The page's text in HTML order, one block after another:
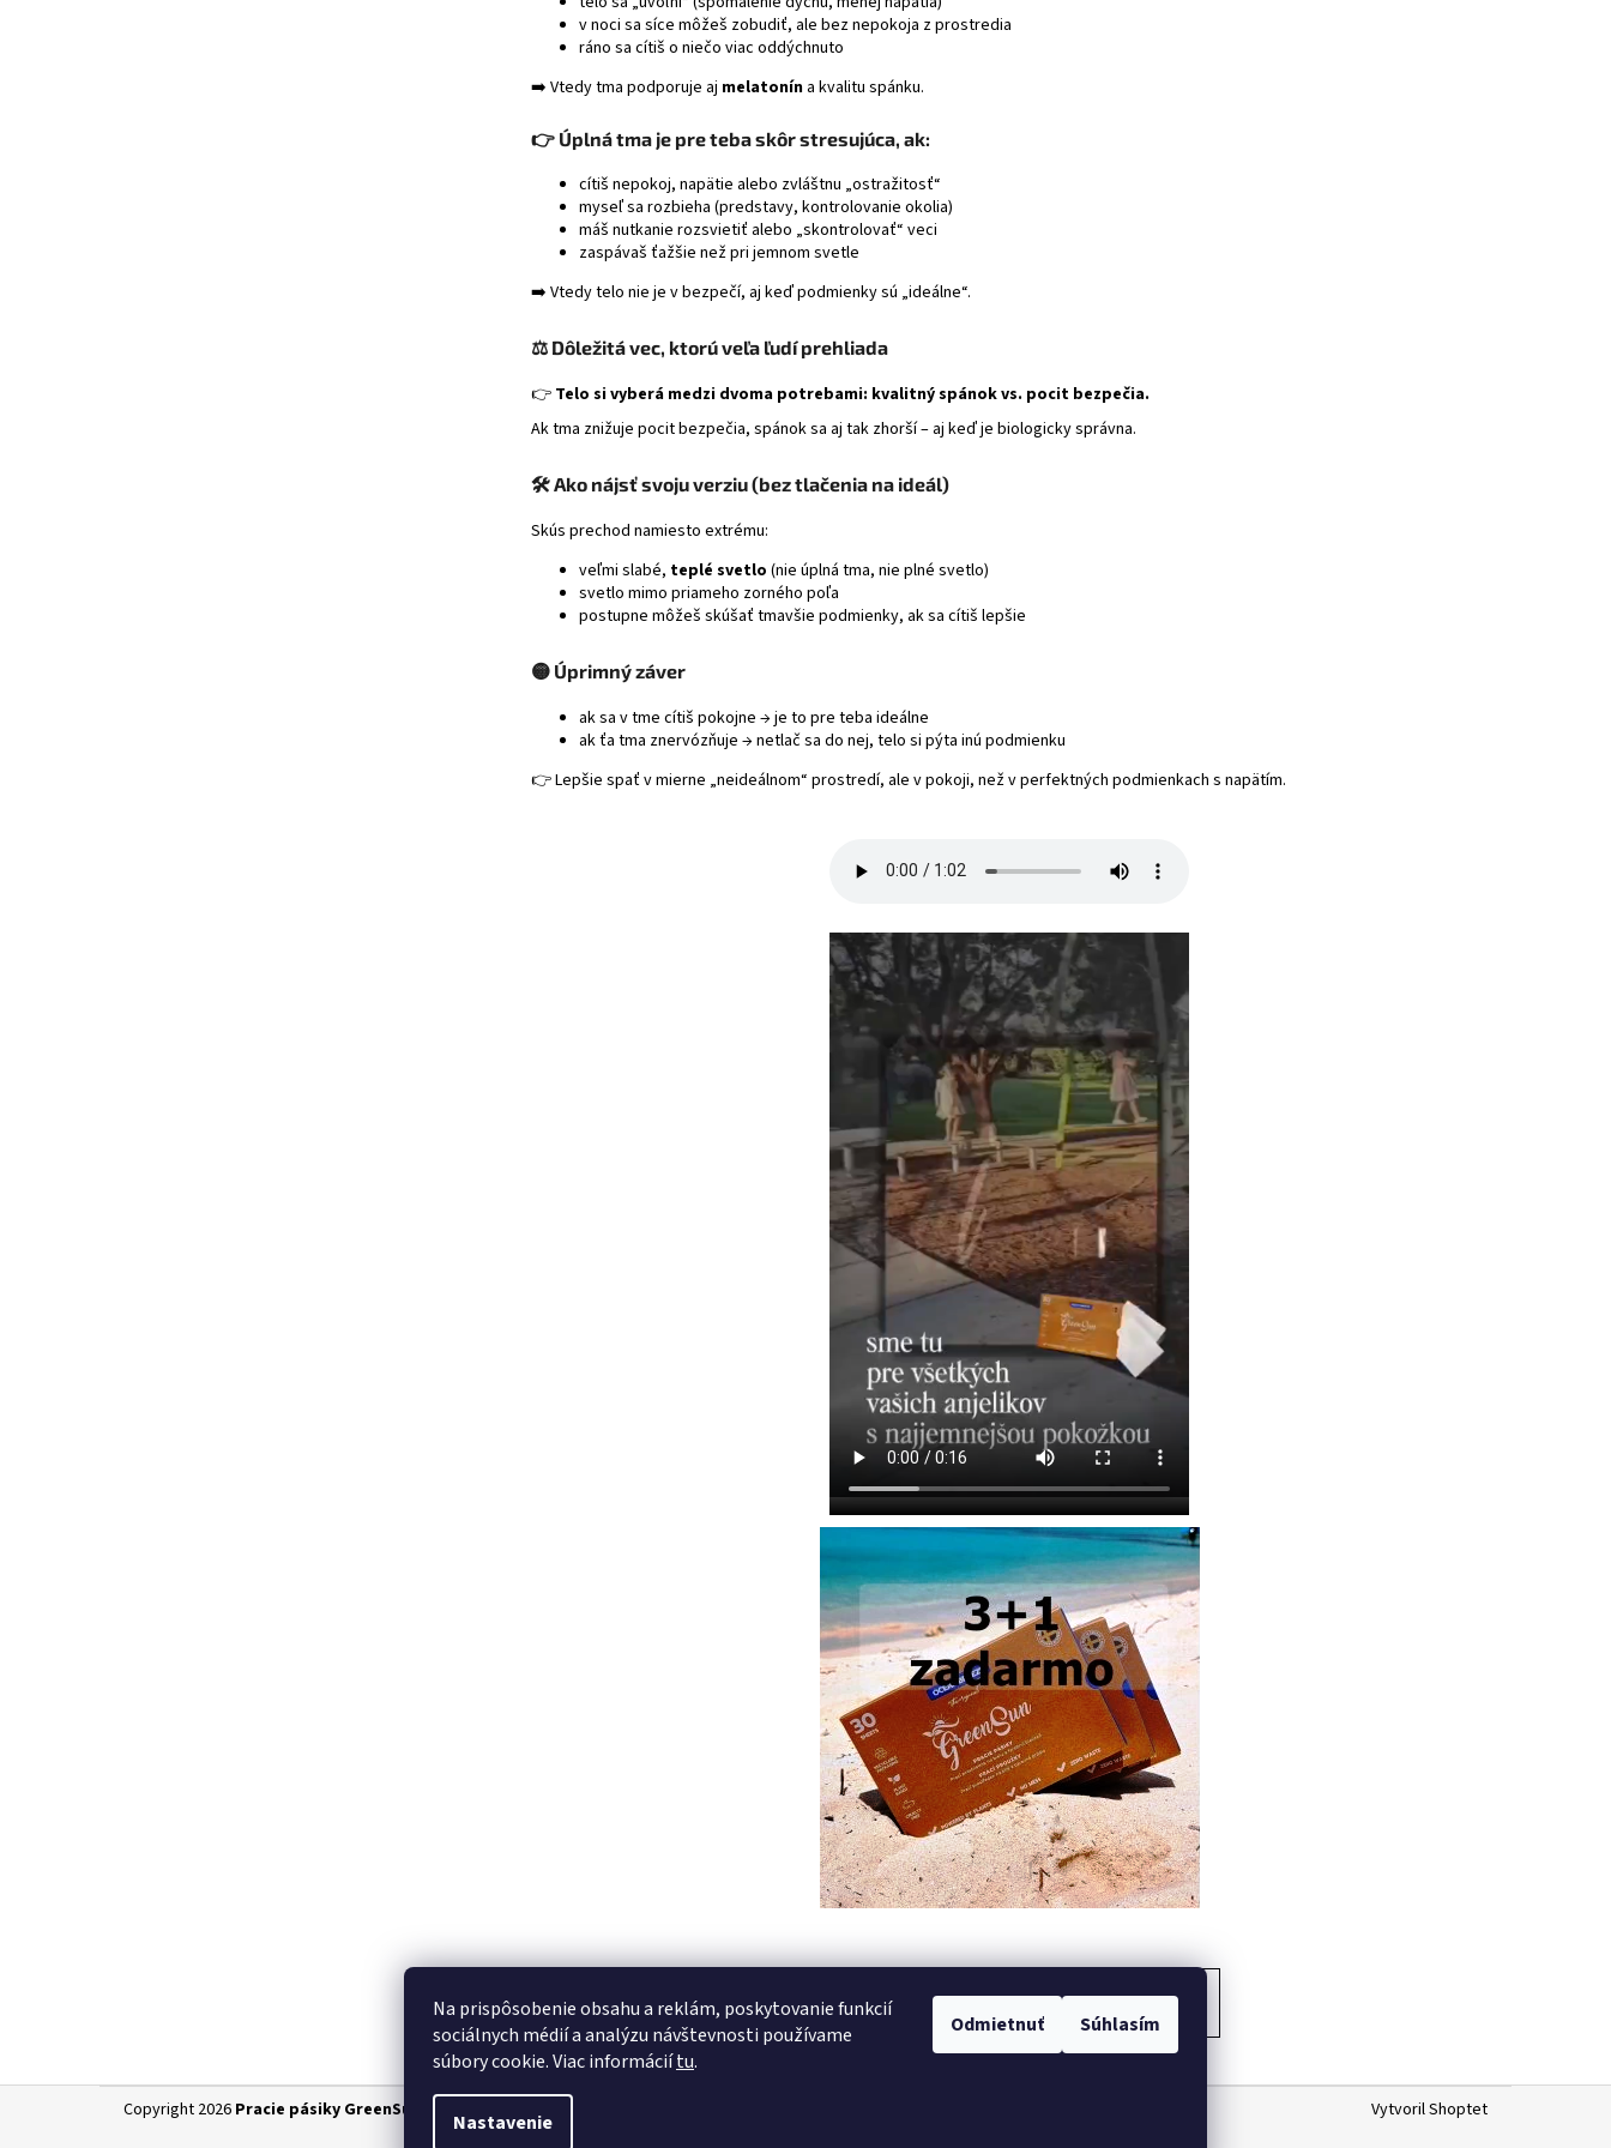
Na prispôsobenie obsahu a reklám, poskytovanie funkcií
sociálnych médií a analýzu návštevnosti používame
súbory cookie. Viac informáciítu.
Nastavenie
Odmietnuť Súhlasím
v noci sa síce môžeš zobudiť, ale bez nepokoja z prostredia
ráno sa cítiš o niečo viac oddýchnuto
➡️ Vtedy tma podporuje aj melatonín a kvalitu spánku.
👉 Úplná tma je pre teba skôr stresujúca, ak:
cítiš nepokoj, napätie alebo zvláštnu „ostražitosť“
myseľ sa rozbieha (predstavy, kontrolovanie okolia)
máš nutkanie rozsvietiť alebo „skontrolovať“ veci
zaspávaš ťažšie než pri jemnom svetle
➡️ Vtedy telo nie je v bezpečí, aj keď podmienky sú „ideálne“.
⚖️ Dôležitá vec, ktorú veľa ľudí prehliada
👉 Telo si vyberá medzi dvoma potrebami: kvalitný spánok vs. pocit bezpečia.
Ak tma znižuje pocit bezpečia, spánok sa aj tak zhorší – aj keď je biologicky správna.
🛠️ Ako nájsť svoju verziu (bez tlačenia na ideál)
Skús prechod namiesto extrému:
veľmi slabé, teplé svetlo (nie úplná tma, nie plné svetlo)
svetlo mimo priameho zorného poľa
postupne môžeš skúšať tmavšie podmienky, ak sa cítiš lepšie
🟡 Úprimný záver
ak sa v tme cítiš pokojne → je to pre teba ideálne
ak ťa tma znervózňuje → netlač sa do nej, telo si pýta inú podmienku
👉 Lepšie spať v mierne „neideálnom“ prostredí, ale v pokoji, než v perfektných podmienkach s napätím.
PREDCHÁDZAJÚCI ČLÁNOK ĎALŠÍ ČLÁNOK
Vytvoril Shoptet
Copyright 2026 Pracie pásiky GreenSun